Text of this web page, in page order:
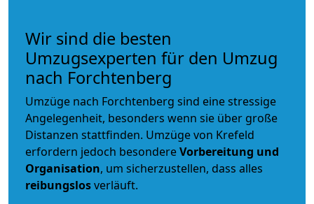
Wir sind die besten
Umzugsexperten für den Umzug
nach Forchtenberg
Umzüge nach Forchtenberg sind eine stressige
Angelegenheit, besonders wenn sie über große
Distanzen stattfinden. Umzüge von Krefeld
erfordern jedoch besondereVorbereitung und
Organisation, um sicherzustellen, dass alles
reibungslosverläuft.